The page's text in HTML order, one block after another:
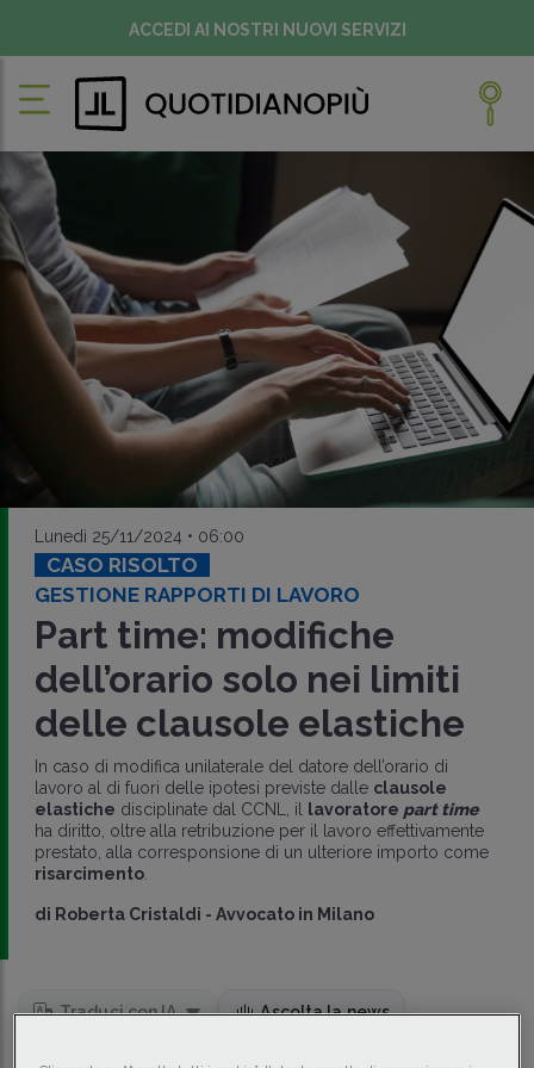
ACCEDI AI NOSTRI NUOVI SERVIZI
Lunedì 25/11/2024 • 06:00
CASO RISOLTO
GESTIONE RAPPORTI DI LAVORO
Part time: modifiche
dell’orario solo nei limiti
delle clausole elastiche
In caso di modifica unilaterale del datore dell’orario di
lavoro al di fuori delle ipotesi previste dalle clausole
elastiche disciplinate dal CCNL, il lavoratore part time
ha diritto, oltre alla retribuzione per il lavoro effettivamente
prestato, alla corresponsione di un ulteriore importo come
risarcimento.
di Roberta Cristaldi - Avvocato in Milano
Traduci con IA Ascolta la news